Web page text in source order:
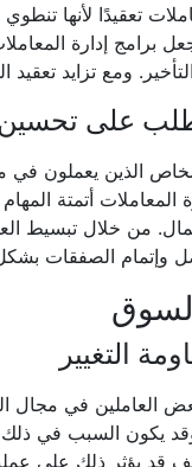
تعقيدًا لأنها
برامج إدارة
ومع تزايد
على تحسين
الذين يعملون في
المعاملات أتمتة
من خلال تبسيط
وإتمام الصفقات
التغيير
العاملين في مجال
يكون السبب في ذلك
قد يؤثر ذلك على